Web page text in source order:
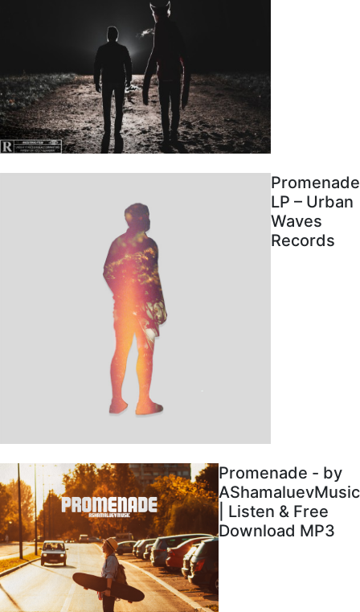
Promenade
LP – Urban
Waves
Records
Promenade - by
AShamaluevMusic
| Listen & Free
Download MP3